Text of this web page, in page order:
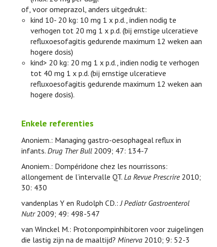
of, voor omeprazol, anders uitgedrukt:
kind 10- 20 kg: 10 mg 1 x p.d., indien nodig te
verhogen tot 20 mg 1 x p.d. (bij ernstige ulceratieve
refluxoesofagitis gedurende maximum 12 weken aan
hogere dosis)
kind> 20 kg: 20 mg 1 x p.d., indien nodig te verhogen
tot 40 mg 1 x p.d. (bij ernstige ulceratieve
refluxoesofagitis gedurende maximum 12 weken aan
hogere dosis).
Enkele referenties
Anoniem.: Managing gastro-oesophageal reflux in
infants.Drug Ther Bull 2009; 47: 134-7
Anoniem.: Dompéridone chez les nourrissons:
allongement de l’intervalle QT.La Revue Prescrire2010;
30: 430
vandenplas Y en Rudolph CD.:J Pediatr Gastroenterol
Nutr2009; 49: 498-547
van Winckel M.: Protonpompinhibitoren voor zuigelingen
die lastig zijn na de maaltijd?Minerva 2010; 9: 52-3